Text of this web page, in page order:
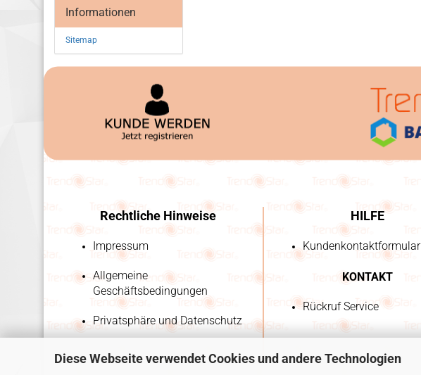
Diese Webseite verwendet Cookies und andere Technologien
Informationen
Sitemap
Rechtliche Hinweise
Impressum
Allgemeine
Geschäftsbedingungen
Privatsphäre und Datenschutz
HILFE
Kundenkontaktformular
KONTAKT
Rückruf Service